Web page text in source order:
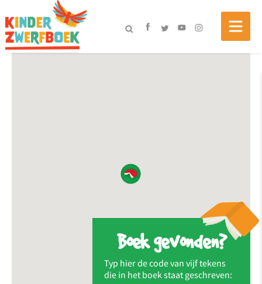
Boek gevonden?
Typ hier de code van vijf tekens
die in het boek staat geschreven: